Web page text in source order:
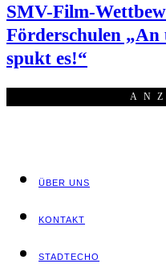
SMV-Film-
För­der­schu­len „An
spukt es!“
ÜBER UNS
KON­TAKT
STADT­ECHO